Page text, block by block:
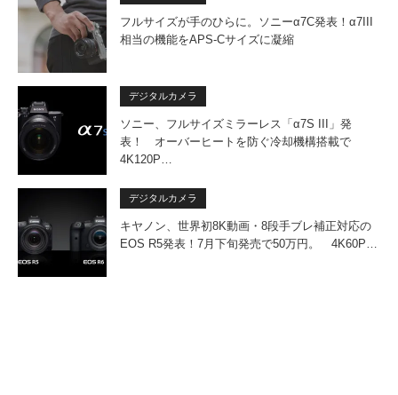
フルサイズが手のひらに。ソニーα7C発表！α7III
相当の機能をAPS-Cサイズに凝縮
デジタルカメラ
ソニー、フルサイズミラーレス「α7S III」発
表！ オーバーヒートを防ぐ冷却機構搭載で
4K120P…
デジタルカメラ
キヤノン、世界初8K動画・8段手ブレ補正対応の
EOS R5発表！7月下旬発売で50万円。 4K60P…